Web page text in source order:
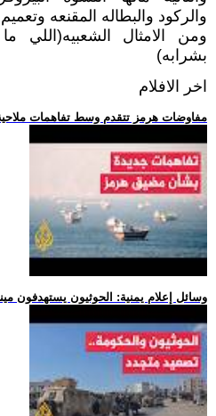
والركود والبطاله المقنعه وتعميم
ومن الامثال
بشرابه)
اخر الافلام
.. مفاوضات هرمز تتقدم وسط تفاهمات
.. وسائل إعلام يمنية: الحوثيون يستهدفون